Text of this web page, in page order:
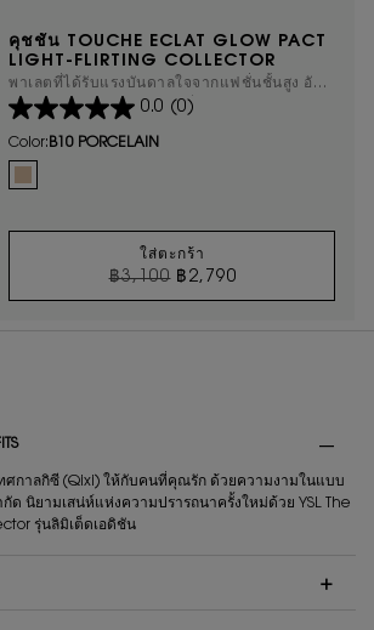
คุชชั่น TOUCHE ECLAT GLOW PACT
LIGHT-FLIRTING COLLECTOR
พาเลตที่ได้รับแรงบันดาลใจจากแฟชั่นชั้นสูง อัด
แน่นด้วยเฉดสีสวยสะกดใจที่ยากจะต้านทาน
0.0 (0)
Color: B10 PORCELAIN
ใส่ตะกร้า
ราคาเก่า
฿3,100
ราคาใหม่฿2,790
คุชชั่น TOUCHE
ศกาลกิซี (Qixi) ให้กับคนที่คุณรัก ด้วยความงามในแบบ
นิยามเสน่ห์แห่งความปรารถนาครั้งใหม่ด้วย YSL The
รุ่นลิมิเต็ดเอดิชัน